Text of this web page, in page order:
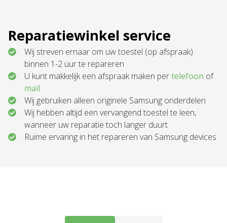
Reparatiewinkel service
Wij streven ernaar om uw toestel (op afspraak)
binnen 1-2 uur te repareren
U kunt makkelijk een afspraak maken pertelefoon of
mail
Wij gebruiken alleen originele Samsung onderdelen
Wij hebben altijd een vervangend toestel te leen,
wanneer uw reparatie toch langer duurt
Ruime ervaring in het repareren van Samsung devices